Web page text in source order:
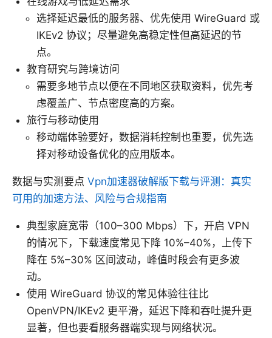
选择延迟最低的服务器、优先使用 WireGuard 或
IKEv2 协议；尽量避免高稳定性但高延迟的节
点。
教育研究与跨境访问
需要多地节点以便在不同地区获取资料，优先考
虑覆盖广、节点密度高的方案。
旅行与移动使用
移动端体验要好，数据消耗控制也重要，优先选
择对移动设备优化的应用版本。
数据与实测要点 Vpn加速器破解版下载与评测：真实
可用的加速方法、风险与合规指南
典型家庭宽带（100–300 Mbps）下，开启 VPN
的情况下，下载速度常见下降 10%–40%，上传下
降在 5%–30% 区间波动，峰值时段会有更多波
动。
使用 WireGuard 协议的常见体验往往比
OpenVPN/IKEv2 更平滑，延迟下降和吞吐提升更
显著，但也要看服务器端实现与网络状况。